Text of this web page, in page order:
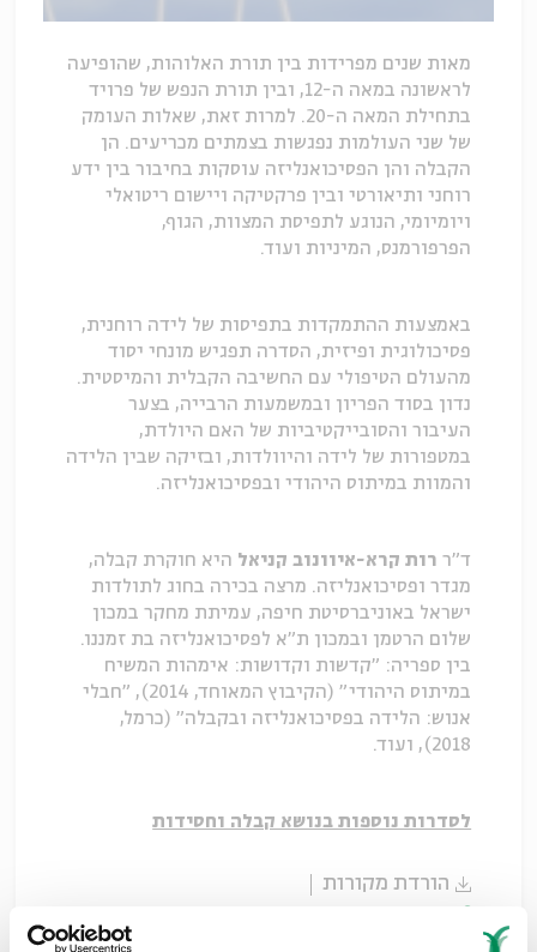
מאות שנים מפרידות בין תורת האלוהות, שהופיעה
לראשונה במאה ה-12, ובין תורת הנפש של פרויד
בתחילת המאה ה-20. למרות זאת, שאלות העומק
של שני העולמות נפגשות בצמתים מכריעים. הן
הקבלה והן הפסיכואנליזה עוסקות בחיבור בין ידע
רוחני ותיאורטי ובין פרקטיקה ויישום ריטואלי
ויומיומי, הנוגע לתפיסת המצוות, הגוף,
הפרפורמנס, המיניות ועוד.
באמצעות ההתמקדות בתפיסות של לידה רוחנית,
פסיכולוגית ופיזית, הסדרה תפגיש מונחי יסוד
מהעולם הטיפולי עם החשיבה הקבלית והמיסטית.
נדון בסוד הפריון ובמשמעות הרבייה, בצער
העיבור והסובייקטיביות של האם היולדת,
במטפורות של לידה והיוולדות, ובזיקה שבין הלידה
והמוות במיתוס היהודי ובפסיכואנליזה.
ד"ר רות קרא-איוונוב קניאל היא חוקרת קבלה,
מגדר ופסיכואנליזה. מרצה בכירה בחוג לתולדות
ישראל באוניברסיטת חיפה, עמיתת מחקר במכון
שלום הרטמן ובמכון ת"א לפסיכואנליזה בת זמננו.
בין ספריה: "קדשות וקדושות: אימהות המשיח
במיתוס היהודי" (הקיבוץ המאוחד, 2014), "חבלי
אנוש: הלידה בפסיכואנליזה ובקבלה" (כרמל,
2018), ועוד.
לסדרות נוספות בנושא קבלה וחסידות
הורדת מקורות